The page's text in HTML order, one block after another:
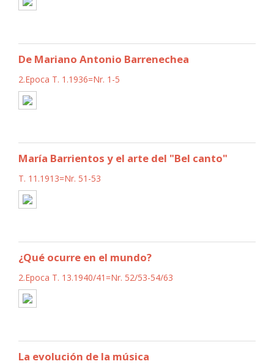
De Mariano Antonio Barrenechea
2.Epoca T. 1.1936=Nr. 1-5
María Barrientos y el arte del "Bel canto"
T. 11.1913=Nr. 51-53
¿Qué ocurre en el mundo?
2.Epoca T. 13.1940/41=Nr. 52/53-54/63
La evolución de la música